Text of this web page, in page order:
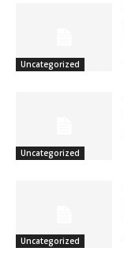
Uncategorized
Uncategorized
Uncategorized